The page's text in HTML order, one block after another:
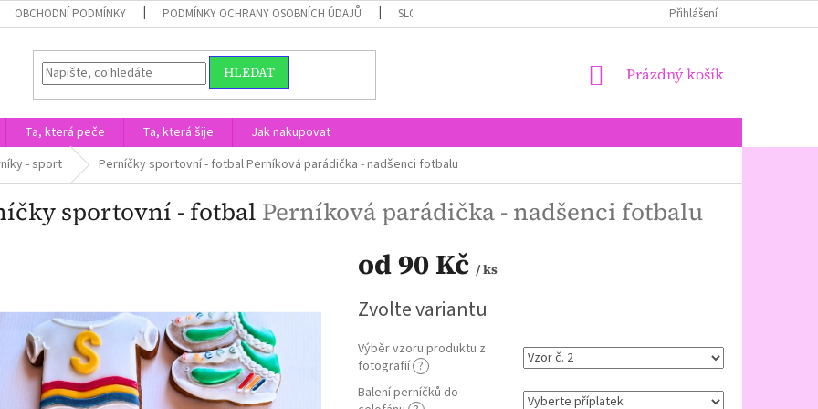
OBCHODNÍ PODMÍNKY PODMÍNKY OCHRANY OSOBNÍCH ÚDAJŮ SLOŽENÍ PERNÍKŮ + ALERGENY + EČKA JAK NAKUPOVAT
Přihlášení
HLEDAT
NÁKUPNÍ
Prázdný košík
Ta, která peče Ta, která šije
Jak nakupovat
- sport Perníčky sportovní - fotbalPerníková parádička - nadšenci fotbalu
sportovní - fotbal Perníková parádička - nadšenci fotbalu
od90 Kč / ks
cena:
Zvolte variantu
Výběr vzoru produktu z
fotografií ?
Balení perníčků do